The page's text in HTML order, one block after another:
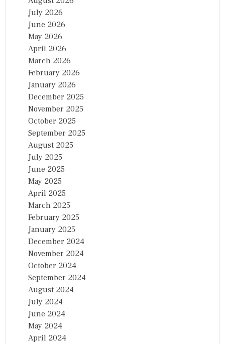
July 2026
June 2026
May 2026
April 2026
March 2026
February 2026
January 2026
December 2025
November 2025
October 2025
September 2025
August 2025
July 2025
June 2025
May 2025
April 2025
March 2025
February 2025
January 2025
December 2024
November 2024
October 2024
September 2024
August 2024
July 2024
June 2024
May 2024
April 2024